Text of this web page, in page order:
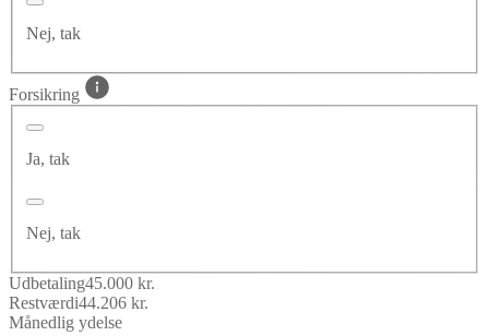
Nej, tak
Forsikring
Ja, tak
Nej, tak
Udbetaling45.000 kr.
Restværdi44.206 kr.
Månedlig ydelse